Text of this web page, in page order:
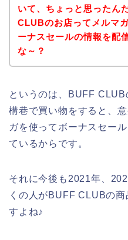
いて、ちょっと思ったん
CLUBのお店ってメルマ
ーナスセールの情報を配
な～？
というのは、BUFF
構巷で買い物をすると、
ガを使ってボーナスセー
ているからです。
それに今後も2021年、
くの人がBUFF CLUBの
すよね♪